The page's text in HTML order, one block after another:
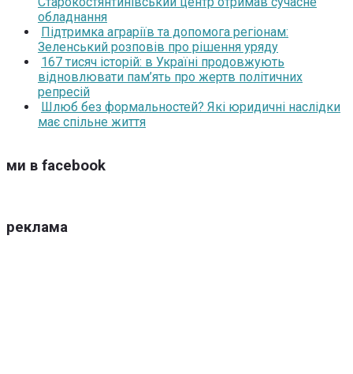
обладнання
Підтримка аграріїв та допомога регіонам:
Зеленський розповів про рішення уряду
167 тисяч історій: в Україні продовжують
відновлювати пам’ять про жертв політичних
репресій
Шлюб без формальностей? Які юридичні наслідки
має спільне життя
ми в facebook
реклама